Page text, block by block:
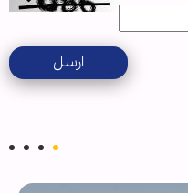
ارسل